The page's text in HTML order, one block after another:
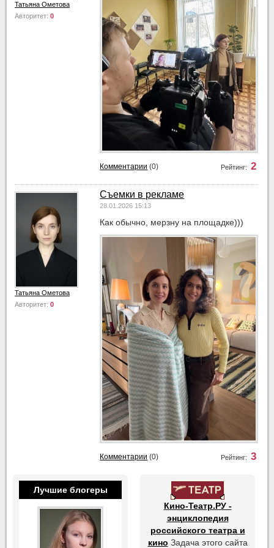
Татьяна Ометова
Авторитет: 0
Комментарии (0) Рейтинг: 2
Татьяна Ометова
Авторитет: 0
Съемки в рекламе
28.01.2026 15:13
Как обычно, мерзну на площадке)))
Комментарии (0) Рейтинг: 3
Лучшие блогеры
Кино-Театр.РУ -
энциклопедия
российского театра и
кино Задача этого сайта